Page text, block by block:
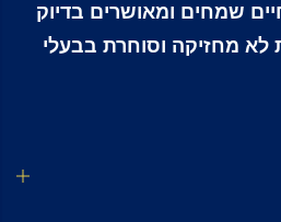
שמחים ומאושרים בדיוק
לא מחזיקה וסוחרת בבעלי